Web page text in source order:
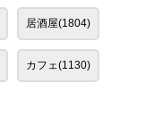
居酒屋(1804)
カフェ(1130)